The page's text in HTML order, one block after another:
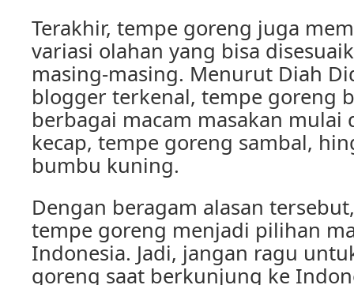
Terakhir, tempe goreng juga
variasi olahan yang bisa
masing-masing. Menurut Diah
blogger terkenal, tempe goreng
berbagai macam masakan
kecap, tempe goreng sambal,
bumbu kuning.
Dengan beragam alasan
tempe goreng menjadi pilihan
Indonesia. Jadi, jangan ragu
goreng saat berkunjung ke